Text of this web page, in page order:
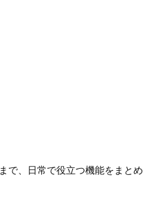
で、日常で役立つ機能をまと